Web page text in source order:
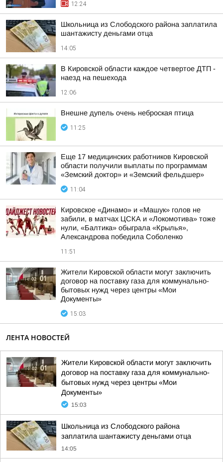
12:24
Школьница из Слободского района заплатила
шантажисту деньгами отца
14:05
В Кировской области каждое четвертое ДТП -
наезд на пешехода
12:06
Внешне дупель очень неброская птица
11:25
Еще 17 медицинских работников Кировской
области получили выплаты по программам
«Земский доктор» и «Земский фельдшер»
11:04
Кировское «Динамо» и «Машук» голов не
забили, в матчах ЦСКА и «Локомотива» тоже
нули, «Балтика» обыграла «Крылья»,
Александрова победила Соболенко
11:51
Жители Кировской области могут заключить
договор на поставку газа для коммунально-
бытовых нужд через центры «Мои
Документы»
15:03
ЛЕНТА НОВОСТЕЙ
Жители Кировской области могут заключить
договор на поставку газа для коммунально-
бытовых нужд через центры «Мои
Документы»
15:03
Школьница из Слободского района
заплатила шантажисту деньгами отца
14:05